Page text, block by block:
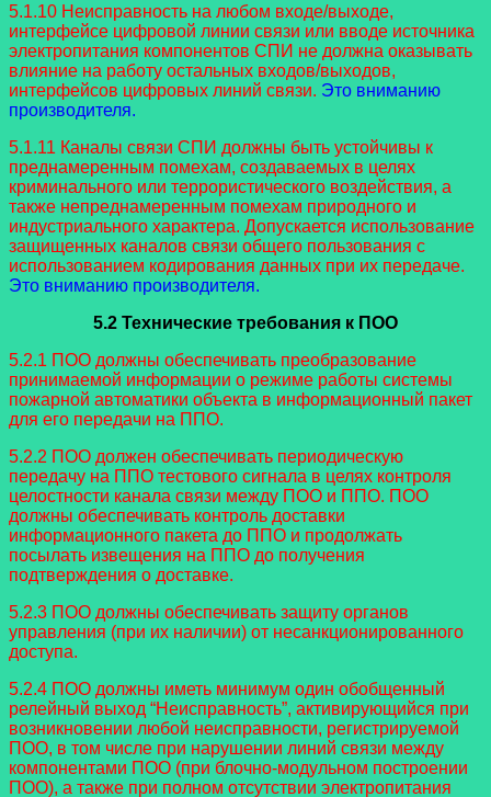
5.1.10 Неисправность на любом входе/выходе,
интерфейсе цифровой линии связи или вводе источника
электропитания компонентов СПИ не должна оказывать
влияние на работу остальных входов/выходов,
интерфейсов цифровых линий связи. Это вниманию
производителя.
5.1.11 Каналы связи СПИ должны быть устойчивы к
преднамеренным помехам, создаваемых в целях
криминального или террористического воздействия, а
также непреднамеренным помехам природного и
индустриального характера. Допускается использование
защищенных каналов связи общего пользования с
использованием кодирования данных при их передаче.
Это вниманию производителя.
5.2 Технические требования к ПОО
5.2.1 ПОО должны обеспечивать преобразование
принимаемой информации о режиме работы системы
пожарной автоматики объекта в информационный пакет
для его передачи на ППО.
5.2.2 ПОО должен обеспечивать периодическую
передачу на ППО тестового сигнала в целях контроля
целостности канала связи между ПОО и ППО. ПОО
должны обеспечивать контроль доставки
информационного пакета до ППО и продолжать
посылать извещения на ППО до получения
подтверждения о доставке.
5.2.3 ПОО должны обеспечивать защиту органов
управления (при их наличии) от несанкционированного
доступа.
5.2.4 ПОО должны иметь минимум один обобщенный
релейный выход “Неисправность”, активирующийся при
возникновении любой неисправности, регистрируемой
ПОО, в том числе при нарушении линий связи между
компонентами ПОО (при блочно-модульном построении
ПОО), а также при полном отсутствии электропитания